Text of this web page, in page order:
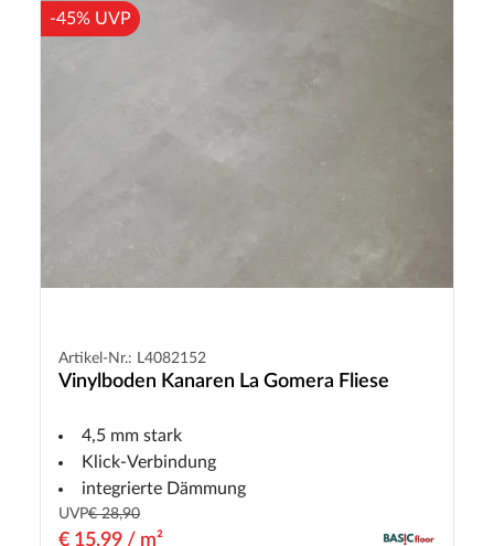
-45% UVP
Artikel-Nr.: L4082152
Vinylboden Kanaren La Gomera Fliese
4,5 mm stark
Klick-Verbindung
integrierte Dämmung
UVP€ 28,90
€ 15,99 / m²